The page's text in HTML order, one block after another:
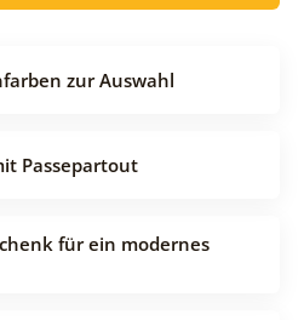
zur Auswahl
Passepartout
für ein modernes